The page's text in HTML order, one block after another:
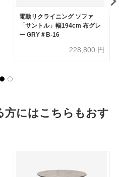
電動リクライニング ソファ
「サントル」幅194cm 布グレ
ー GRY＃B-16
228,800 円
方にはこちらもおす